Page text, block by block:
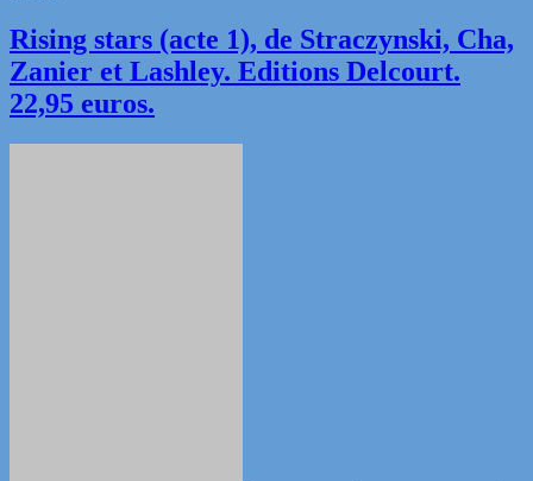
Rising stars (acte 1), de Straczynski, Cha,
Zanier et Lashley. Editions Delcourt.
22,95 euros.